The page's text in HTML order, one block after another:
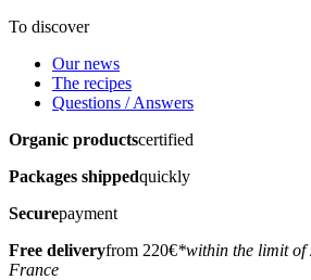
To discover
Our news
The recipes
Questions / Answers
Organic productscertified
Packages shippedquickly
Securepayment
Free deliveryfrom 220€*within the limit of
France